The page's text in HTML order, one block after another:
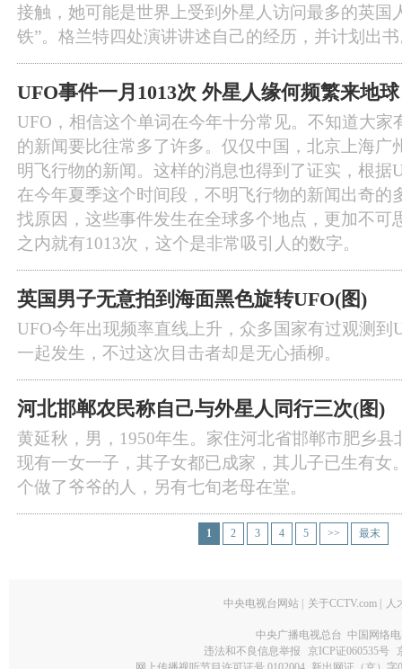
接触，她可能是世界上受到外星人访问最多的英国
铁”。格兰特四处演讲讲述自己的经历，并计划出
UFO事件一月1013次 外星人缘何频繁来地
UFO，相信这个单词在今年十分常见。不知道大家
的新闻要比往常多了许多。仅仅中国，北京上海广
明飞行物的新闻。这样的消息也得到了证实，根据
在今年夏季这个时间段，不明飞行物的新闻出奇的
找原因，这些事件发生在全球多个地点，更加不可
之内就有1013次，这个是非常吸引人的数字。
英国男子无意拍到海面黑色旋转UFO(图)
UFO今年出现频率直线上升，众多国家有过观测到
一起发生，不过这次目击者却是无心插柳。
河北邯郸农民称自己与外星人同行三次(图)
黄延秋，男，1950年生。家住河北省邯郸市肥乡县
现有一女一子，其子女都已成家，其儿子已生有女
个做了爷爷的人，另有七旬老母在堂。
1 2 3 4 5 >> 最末
中央电视台网站 关于CCTV.com 人
中央广播电视总台 中国网络
违法和不良信息举报
京ICP证060535号